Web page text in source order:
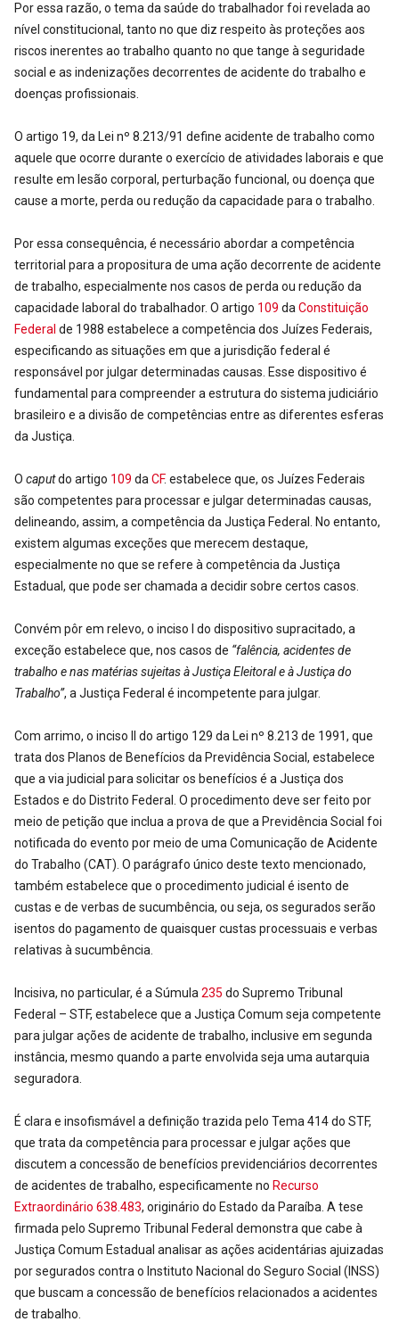
Por essa razão, o tema da saúde do trabalhador foi revelada ao
nível constitucional, tanto no que diz respeito às proteções aos
riscos inerentes ao trabalho quanto no que tange à seguridade
social e as indenizações decorrentes de acidente do trabalho e
doenças profissionais.
O artigo 19, da Lei nº 8.213/91 define acidente de trabalho como
aquele que ocorre durante o exercício de atividades laborais e que
resulte em lesão corporal, perturbação funcional, ou doença que
cause a morte, perda ou redução da capacidade para o trabalho.
Por essa consequência, é necessário abordar a competência
territorial para a propositura de uma ação decorrente de acidente
de trabalho, especialmente nos casos de perda ou redução da
capacidade laboral do trabalhador. O artigo 109 da Constituição
Federal de 1988 estabelece a competência dos Juízes Federais,
especificando as situações em que a jurisdição federal é
responsável por julgar determinadas causas. Esse dispositivo é
fundamental para compreender a estrutura do sistema judiciário
brasileiro e a divisão de competências entre as diferentes esferas
da Justiça.
O caputdo artigo 109 da CF. estabelece que, os Juízes Federais
são competentes para processar e julgar determinadas causas,
delineando, assim, a competência da Justiça Federal. No entanto,
existem algumas exceções que merecem destaque,
especialmente no que se refere à competência da Justiça
Estadual, que pode ser chamada a decidir sobre certos casos.
Convém pôr em relevo, o inciso I do dispositivo supracitado, a
exceção estabelece que, nos casos de “falência, acidentes de
trabalho e nas matérias sujeitas à Justiça Eleitoral e à Justiça do
Trabalho”, a Justiça Federal é incompetente para julgar.
Com arrimo, o inciso II do artigo 129 da Lei nº 8.213 de 1991, que
trata dos Planos de Benefícios da Previdência Social, estabelece
que a via judicial para solicitar os benefícios é a Justiça dos
Estados e do Distrito Federal. O procedimento deve ser feito por
meio de petição que inclua a prova de que a Previdência Social foi
notificada do evento por meio de uma Comunicação de Acidente
do Trabalho (CAT). O parágrafo único deste texto mencionado,
também estabelece que o procedimento judicial é isento de
custas e de verbas de sucumbência, ou seja, os segurados serão
isentos do pagamento de quaisquer custas processuais e verbas
relativas à sucumbência.
Incisiva, no particular, é a Súmula 235 do Supremo Tribunal
Federal – STF, estabelece que a Justiça Comum seja competente
para julgar ações de acidente de trabalho, inclusive em segunda
instância, mesmo quando a parte envolvida seja uma autarquia
seguradora.
É clara e insofismável a definição trazida pelo Tema 414 do STF,
que trata da competência para processar e julgar ações que
discutem a concessão de benefícios previdenciários decorrentes
de acidentes de trabalho, especificamente no Recurso
Extraordinário 638.483, originário do Estado da Paraíba. A tese
firmada pelo Supremo Tribunal Federal demonstra que cabe à
Justiça Comum Estadual analisar as ações acidentárias ajuizadas
por segurados contra o Instituto Nacional do Seguro Social (INSS)
que buscam a concessão de benefícios relacionados a acidentes
de trabalho.